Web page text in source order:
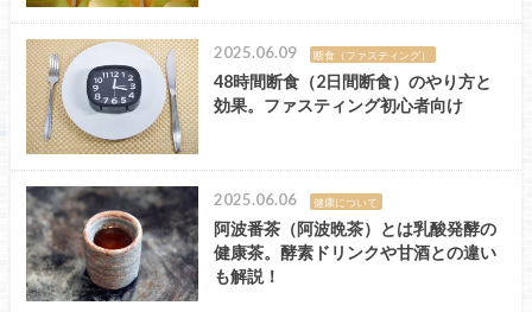
2025.06.09 断食（ファスティング）
48時間断食（2日間断食）のやり方と
効果。ファスティング初心者向け
2025.06.06 健康について
阿波番茶（阿波晩茶）とは乳酸発酵の
健康茶。酵素ドリンクや甘酒との違い
も解説！